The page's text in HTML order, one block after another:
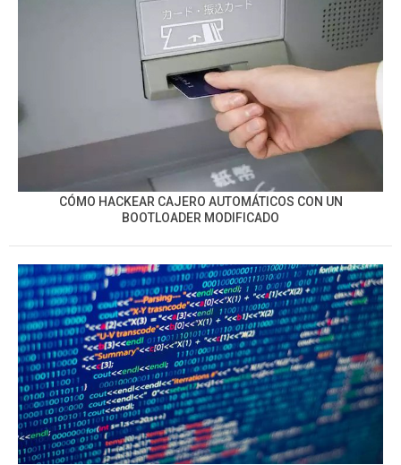
CÓMO HACKEAR CAJERO AUTOMÁTICOS CON UN
BOOTLOADER MODIFICADO